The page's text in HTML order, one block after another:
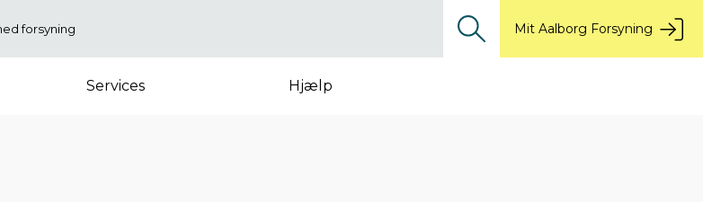
forsyning Mit Aalborg Forsyning
Services Hjælp